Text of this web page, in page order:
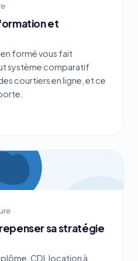
et
formé vous fait
système comparatif
courtiers en ligne, et ce
sa stratégie
CDI, location à